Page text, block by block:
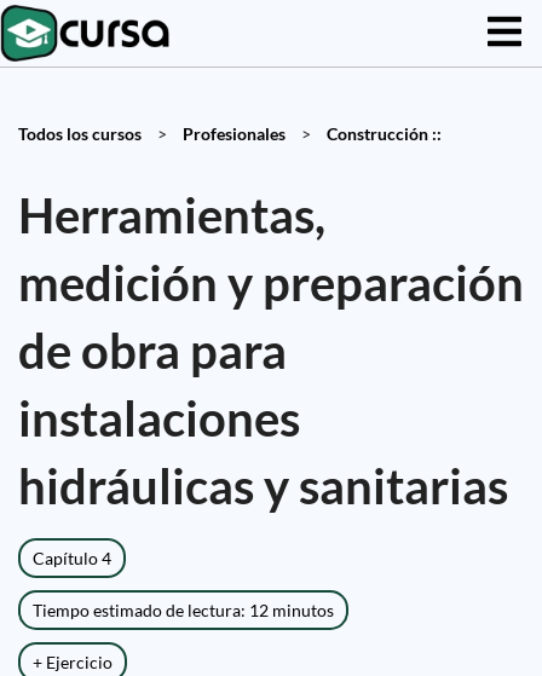
Todos los cursos > Profesionales > Construcción ::
Herramientas,
medición y preparación
de obra para
instalaciones
hidráulicas y sanitarias
Capítulo 4
Tiempo estimado de lectura: 12 minutos
+ Ejercicio